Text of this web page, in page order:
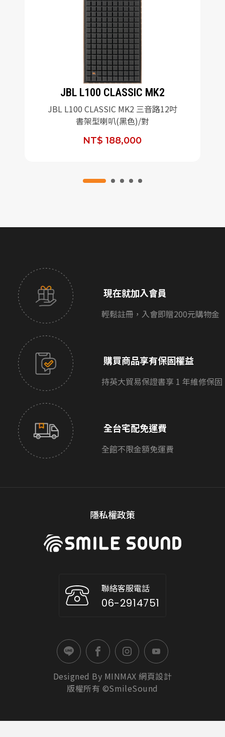
JBL L100 CLASSIC MK2
JBL L100 CLASSIC MK2 三音路12吋
書架型喇叭(黑色)/對
NT$ 188,000
現在就加入會員
輕鬆註冊，入會即贈200元購物金
購買商品享有保固權益
持英大貿易保證書享 1 年維修保固
全台宅配免運費
全館不限金額免運費
隱私權政策
聯絡客服電話
06-2914751
Designed By MINMAX 網頁設計
版權所有 ©SmileSound